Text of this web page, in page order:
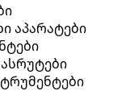
აპარატები